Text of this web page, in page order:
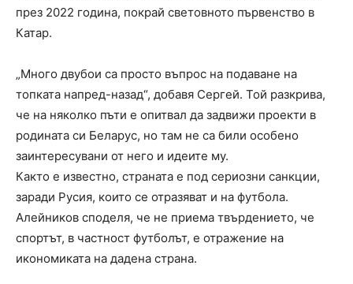
през 2022 година, покрай световното първенство в
Катар.
„Много двубои са просто въпрос на подаване на
топката напред-назад“, добавя Сергей. Той разкрива,
че на няколко пъти е опитвал да задвижи проекти в
родината си Беларус, но там не са били особено
заинтересувани от него и идеите му.
Както е известно, страната е под сериозни санкции,
заради Русия, които се отразяват и на футбола.
Алейников споделя, че не приема твърдението, че
спортът, в частност футболът, е отражение на
икономиката на дадена страна.